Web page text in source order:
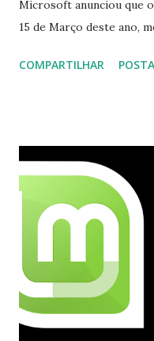
Microsoft anunciou que
15 de Março deste ano,
integrado com o serviço
o Windows Live (assim
mesmo na versão para
opções e o Pidgin, que
COMPARTILHAR